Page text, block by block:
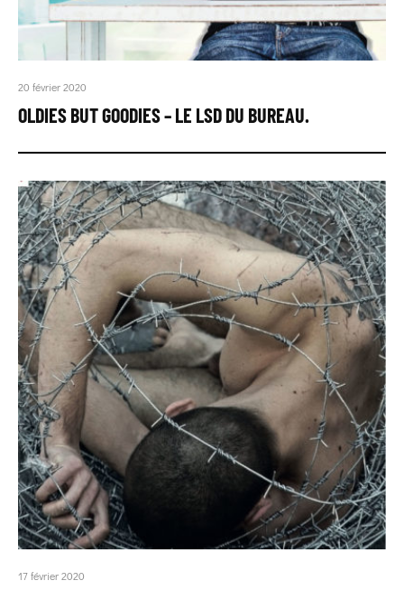
20 février 2020
OLDIES BUT GOODIES – LE LSD DU BUREAU.
17 février 2020